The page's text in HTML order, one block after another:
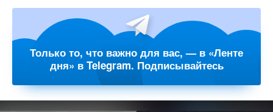
Только то, что важно для вас, — в «Ленте
дня» в Telegram. Подписывайтесь